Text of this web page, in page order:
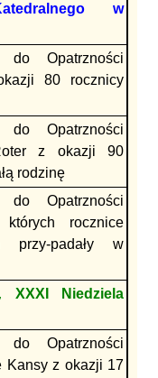
w
do Opatrzności
80 rocznicy
do Opatrzności
z okazji 90
rodzinę
do Opatrzności
rocznice
przy-padały w
XXXI Niedziela
do Opatrzności
Kansy z okazji 17